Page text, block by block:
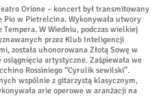
Orione – koncert był transmitowany
Pio w Pietrelcina. Wykonywała utwory
W Wiedniu, podczas wielkiej
przez Klub Inteligencji
została uhonorowana Złotą Sowę w
artystyczne. Zaśpiewała we
Rossiniego “Cyrulik sewilski”.
wspólnie z gitarzystą klasycznym,
arie operowe w aranżacji na